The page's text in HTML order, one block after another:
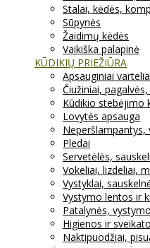
Stalai, kėdės,
Sūpynės
Žaidimų kėdės
Vaikiška palapinė
KŪDIKIŲ PRIEŽIŪRA
Apsauginiai
Čiužiniai,
Kūdikio stebėjimo
Lovytės apsauga
Neperšlampantys,
Pledai
Servetėlės,
Vokeliai, lizdeliai,
Vystyklai,
Vystymo lentos ir
Patalynės,
Higienos ir
Naktipuodžiai,